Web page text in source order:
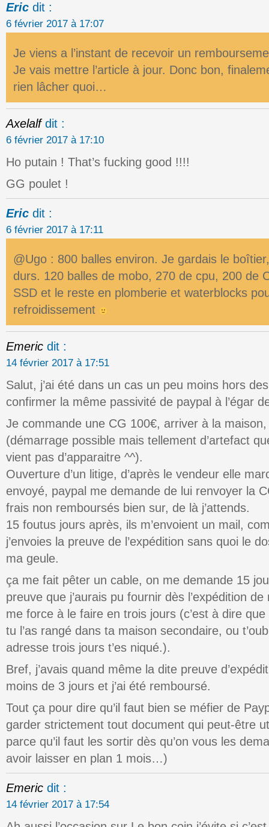
Eric dit :
6 février 2017 à 17:07
Je viens a l’instant de recevoir un
Je vais mettre l’article à jour. Donc bon,
rien lâcher quoi…
Axelalf dit :
6 février 2017 à 17:10
Ho putain ! That’s fucking good !!!!
GG poulet !
Eric dit :
6 février 2017 à 17:11
@Ugo : 800 balles environ. Je gardais le
durs. 120 balles de mobo, 270 de cpu, 200 de
SSD et le reste en plomberie et waterblocks
refroidissement
Emeric dit :
14 février 2017 à 17:51
Salut, j’ai été dans un cas un peu moins hors
confirmer la même passivité de paypal à l’égar
Je commande une CG 100€, arriver à la
(démarrage possible mais tellement d’artefact
vient pas d’apparaitre ^^).
Ouverture d’un litige, d’après le vendeur elle
envoyé, paypal me demande de lui renvoyer la
frais non remboursés bien sur, de là j’attends.
15 foutus jours après, ils m’envoient un mail,
j’envoies la preuve de l’expédition sans quoi le
ma geule.
ça me fait pêter un cable, on me demande 15
preuve que j’aurais pu fournir dès l’expédition
me force à le faire en trois jours (c’est à dire
tu l’as rangé dans ta maison secondaire, ou
adresse trois jours t’es niqué.).
Bref, j’avais quand même la dite preuve
moins de 3 jours et j’ai été remboursé.
Tout ça pour dire qu’il faut bien se méfier de
garder strictement tout document qui peut-être
parce qu’il faut les sortir dès qu’on vous les
avoir laisser en plan 1 mois…)
Emeric dit :
14 février 2017 à 17:54